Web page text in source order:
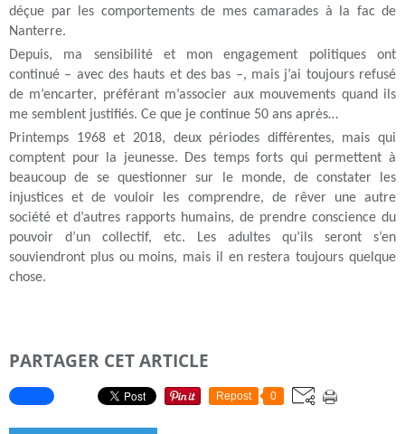
déçue par les comportements de mes camarades à la fac de
Nanterre.
Depuis, ma sensibilité et mon engagement politiques ont
continué – avec des hauts et des bas –, mais j’ai toujours refusé
de m’encarter, préférant m’associer aux mouvements quand ils
me semblent justifiés. Ce que je continue 50 ans après…
Printemps 1968 et 2018, deux périodes différentes, mais qui
comptent pour la jeunesse. Des temps forts qui permettent à
beaucoup de se questionner sur le monde, de constater les
injustices et de vouloir les comprendre, de rêver une autre
société et d’autres rapports humains, de prendre conscience du
pouvoir d’un collectif, etc. Les adultes qu’ils seront s’en
souviendront plus ou moins, mais il en restera toujours quelque
chose.
PARTAGER CET ARTICLE
Repost 0